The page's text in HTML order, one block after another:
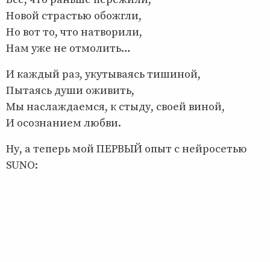
Новой страстью обожгли,
Но вот то, что натворили,
Нам уже не отмолить…
И каждый раз, укутываясь тишиной,
Пытаясь души оживить,
Мы наслаждаемся, к стыду, своей виной,
И осознанием любви.
Ну, а теперь мой ПЕРВЫЙ опыт с нейросетью
SUNO: